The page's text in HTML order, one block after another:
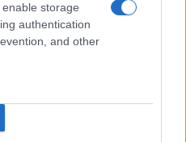
storage
authentication
and other